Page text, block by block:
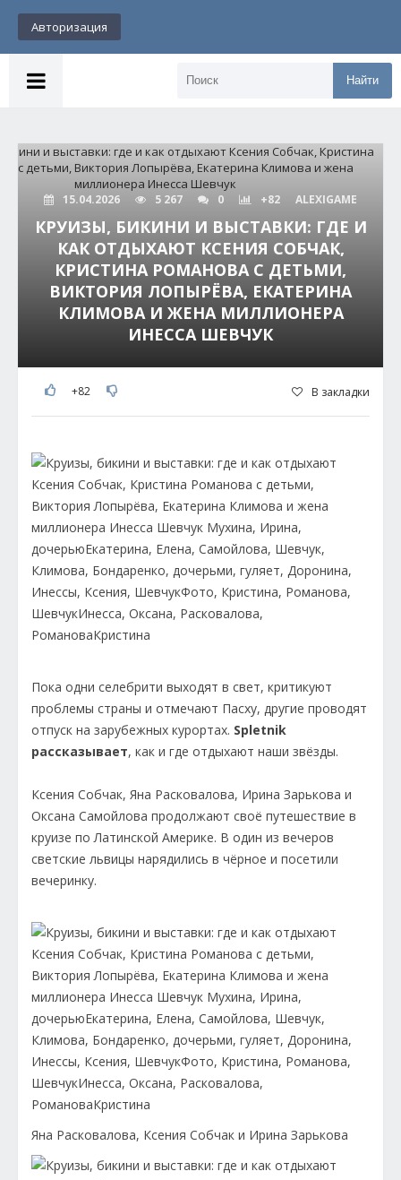
Авторизация
Найти
15.04.2026 5 267 0 +82 ALEXIGAME
КРУИЗЫ, БИКИНИ И ВЫСТАВКИ: ГДЕ И
КАК ОТДЫХАЮТ КСЕНИЯ СОБЧАК,
КРИСТИНА РОМАНОВА С ДЕТЬМИ,
ВИКТОРИЯ ЛОПЫРЁВА, ЕКАТЕРИНА
КЛИМОВА И ЖЕНА МИЛЛИОНЕРА
ИНЕССА ШЕВЧУК
+82 В закладки
Пока одни селебрити выходят в свет, критикуют
проблемы страны и отмечают Пасху, другие проводят
отпуск на зарубежных курортах. Spletnik
рассказывает, как и где отдыхают наши звёзды.
Ксения Собчак, Яна Расковалова, Ирина Зарькова и
Оксана Самойлова продолжают своё путешествие в
круизе по Латинской Америке. В один из вечеров
светские львицы нарядились в чёрное и посетили
вечеринку.
Яна Расковалова, Ксения Собчак и Ирина Зарькова